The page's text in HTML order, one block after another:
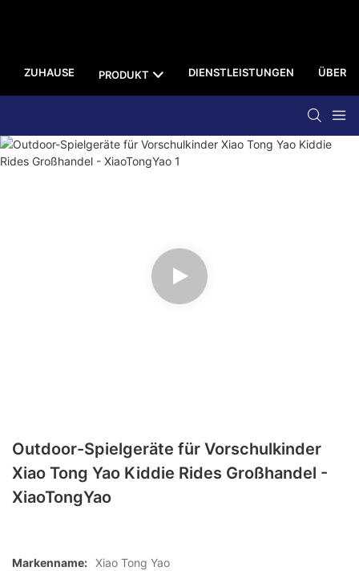
ZUHAUSE PRODUKT DIENSTLEISTUNGEN ÜBER
Outdoor-Spielgeräte für Vorschulkinder
Xiao Tong Yao Kiddie Rides Großhandel -
XiaoTongYao
Markenname: Xiao Tong Yao